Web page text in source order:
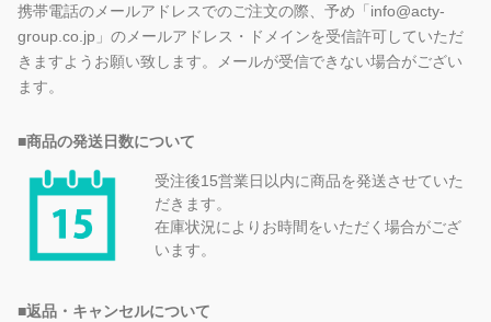
携帯電話のメールアドレスでのご注文の際、予め「info@acty-
group.co.jp」のメールアドレス・ドメインを受信許可していただ
きますようお願い致します。メールが受信できない場合がござい
ます。
■商品の発送日数について
受注後15営業日以内に商品を発送させていた
だきます。
在庫状況によりお時間をいただく場合がござ
います。
■返品・キャンセルについて